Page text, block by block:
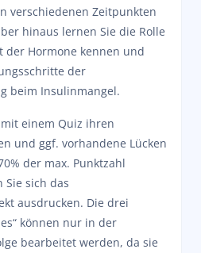
verschiedenen Zeitpunkten
hinaus lernen Sie die Rolle
der Hormone kennen und
der
beim Insulinmangel.
einem Quiz ihren
und ggf. vorhandene Lücken
der max. Punktzahl
sich das
ausdrucken. Die drei
können nur in der
bearbeitet werden, da sie